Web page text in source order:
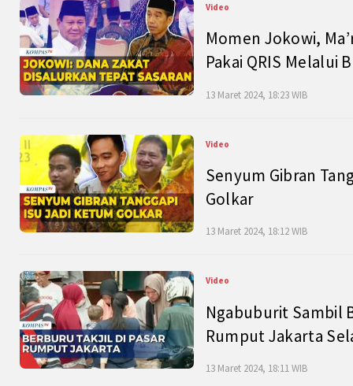
Video
Momen Jokowi,
Pakai QRIS Melalui
13 Maret 2024, 18:23 WIB
Video
Senyum Gibran
Golkar
13 Maret 2024, 18:12 WIB
Video
Ngabuburit Sambil
Rumput Jakarta
13 Maret 2024, 18:11 WIB